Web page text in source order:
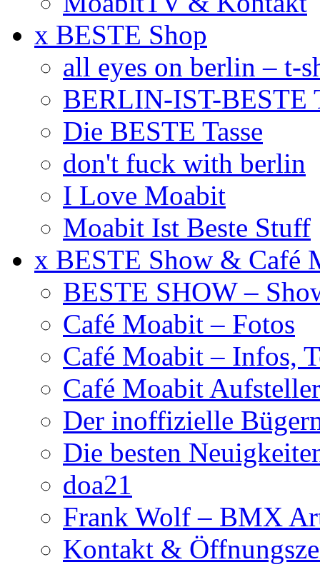
x BESTE Shop
all eyes on berlin – t-
BERLIN-IST-BESTE
Die BESTE Tasse
don't fuck with berlin
I Love Moabit
Moabit Ist Beste Stuff
x BESTE Show & Café
BESTE SHOW –
Café Moabit – Fotos
Café Moabit – Infos,
Café Moabit Aufsteller
Der inoffizielle
Die besten
doa21
Frank Wolf – BMX
Kontakt &